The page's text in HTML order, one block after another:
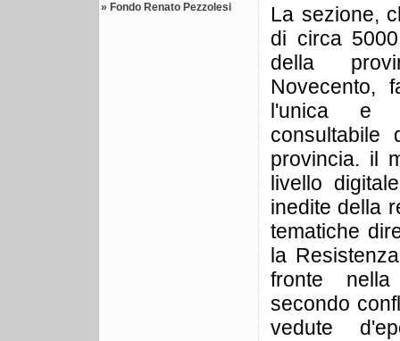
» Fondo Renato Pezzolesi
La sezione,
di circa
della
Novecento,
l'unica e
provincia. il
livello
inedite della
tematiche
la
fronte
secondo
vedute